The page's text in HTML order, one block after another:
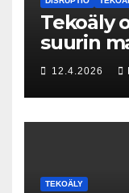
Tekoäly
suurin
uhka,
tekoja
12.4.2026
TEKOÄLY